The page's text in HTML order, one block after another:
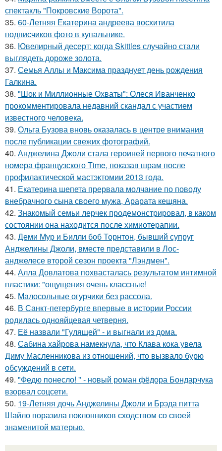
спектакль "Покровские Ворота".
35. 60-Летняя Екатерина андреева восхитила
подписчиков фото в купальнике.
36. Ювелирный десерт: когда Skittles случайно стали
выглядеть дороже золота.
37. Семья Аллы и Максима празднует день рождения
Галкина.
38. "Шок и Миллионные Охваты": Олеся Иванченко
прокомментировала недавний скандал с участием
известного человека.
39. Ольга Бузова вновь оказалась в центре внимания
после публикации свежих фотографий.
40. Анджелина Джоли стала героиней первого печатного
номера французского Time, показав шрам после
профилактической мастэктомии 2013 года.
41. Екатерина шепета прервала молчание по поводу
внебрачного сына своего мужа, Арарата кещяна.
42. Знакомый семьи лерчек продемонстрировал, в каком
состоянии она находится после химиотерапии.
43. Деми Мур и Билли боб Торнтон, бывший супруг
Анджелины Джоли, вместе представили в Лос-
анджелесе второй сезон проекта "Лэндмен".
44. Алла Довлатова похвасталась результатом интимной
пластики: "ощущения очень классные!
45. Малосольные огурчики без рассола.
46. В Санкт-петербурге впервые в истории России
родилась однояйцевая четверня.
47. Её назвали "Гулящей" - и выгнали из дома.
48. Сабина хайрова намекнула, что Клава кока увела
Диму Масленникова из отношений, что вызвало бурю
обсуждений в сети.
49. "Федю понесло! " - новый роман фёдора Бондарчука
взорвал соцсети.
50. 19-Летняя дочь Анджелины Джоли и Брэда питта
Шайло поразила поклонников сходством со своей
знаменитой матерью.